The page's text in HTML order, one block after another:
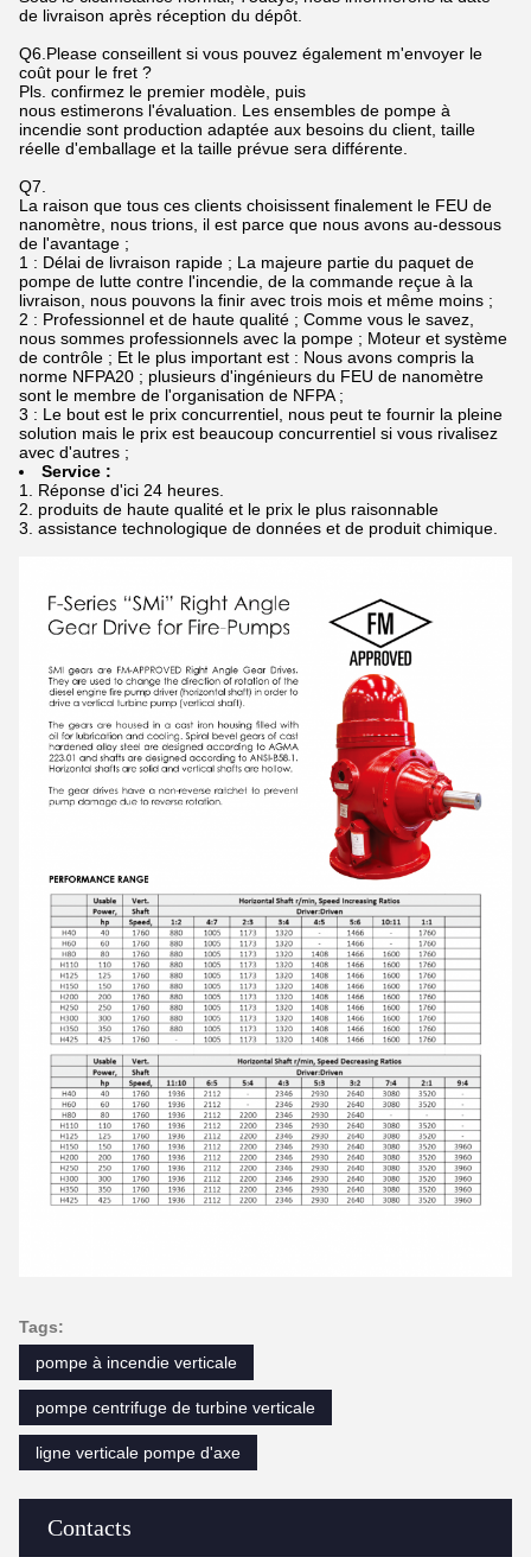
Contacts
de livraison après réception du dépôt.
Q6.Please conseillent si vous pouvez également m'envoyer le
coût pour le fret ?
Pls. confirmez le premier modèle, puis
nous estimerons l'évaluation. Les ensembles de pompe à
incendie sont production adaptée aux besoins du client, taille
réelle d'emballage et la taille prévue sera différente.
Q7.
La raison que tous ces clients choisissent finalement le FEU de
nanomètre, nous trions, il est parce que nous avons au-dessous
de l'avantage ;
1 : Délai de livraison rapide ; La majeure partie du paquet de
pompe de lutte contre l'incendie, de la commande reçue à la
livraison, nous pouvons la finir avec trois mois et même moins ;
2 : Professionnel et de haute qualité ; Comme vous le savez,
nous sommes professionnels avec la pompe ; Moteur et système
de contrôle ; Et le plus important est : Nous avons compris la
norme NFPA20 ; plusieurs d'ingénieurs du FEU de nanomètre
sont le membre de l'organisation de NFPA ;
3 : Le bout est le prix concurrentiel, nous peut te fournir la pleine
solution mais le prix est beaucoup concurrentiel si vous rivalisez
avec d'autres ;
Service :
1. Réponse d'ici 24 heures.
2. produits de haute qualité et le prix le plus raisonnable
3. assistance technologique de données et de produit chimique.
Tags:
pompe à incendie verticale
pompe centrifuge de turbine verticale
ligne verticale pompe d'axe